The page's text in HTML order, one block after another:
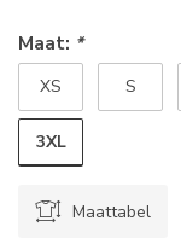
Maat: *
XS S
3XL
Maattabel